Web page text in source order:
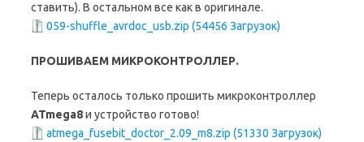
ставить). В остальном все как в оригинале.
059-shuffle_avrdoc_usb.zip (54456 Загрузок)
ПРОШИВАЕМ МИКРОКОНТРОЛЛЕР.
Теперь осталось только прошить микроконтроллер
ATmega8и устройство готово!
atmega_fusebit_doctor_2.09_m8.zip (51330 Загрузок)